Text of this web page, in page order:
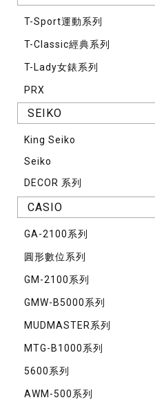
T-Sport運動系列
T-Classic經典系列
T-Lady女錶系列
PRX
SEIKO
King Seiko
Seiko
DECOR 系列
CASIO
GA-2100系列
圓形數位系列
GM-2100系列
GMW-B5000系列
MUDMASTER系列
MTG-B1000系列
5600系列
AWM-500系列